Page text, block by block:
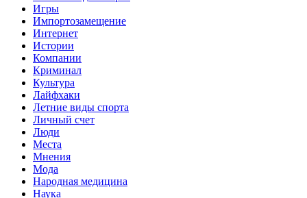
Игры
Импортозамещение
Интернет
Истории
Компании
Криминал
Культура
Лайфхаки
Летние виды спорта
Личный счет
Люди
Места
Мнения
Мода
Народная медицина
Наука